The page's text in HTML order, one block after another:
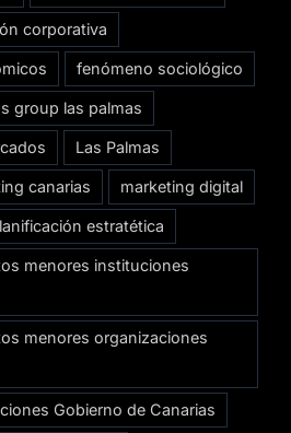
corporativa
fenómeno sociológico
group las palmas
Las Palmas
canarias marketing digital
estratética
menores instituciones
menores organizaciones
Gobierno de Canarias